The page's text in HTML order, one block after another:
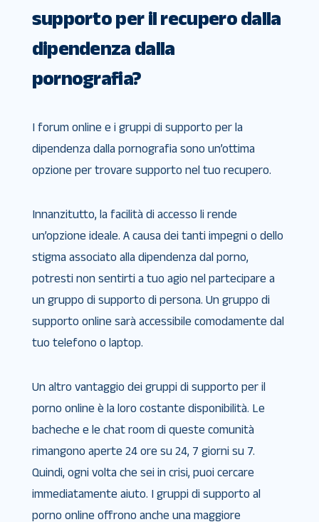
supporto per il recupero dalla
dipendenza dalla
pornografia?
I forum online e i gruppi di supporto per la
dipendenza dalla pornografia sono un’ottima
opzione per trovare supporto nel tuo recupero.
Innanzitutto, la facilità di accesso li rende
un’opzione ideale. A causa dei tanti impegni o dello
stigma associato alla dipendenza dal porno,
potresti non sentirti a tuo agio nel partecipare a
un gruppo di supporto di persona. Un gruppo di
supporto online sarà accessibile comodamente dal
tuo telefono o laptop.
Un altro vantaggio dei gruppi di supporto per il
porno online è la loro costante disponibilità. Le
bacheche e le chat room di queste comunità
rimangono aperte 24 ore su 24, 7 giorni su 7.
Quindi, ogni volta che sei in crisi, puoi cercare
immediatamente aiuto. I gruppi di supporto al
porno online offrono anche una maggiore